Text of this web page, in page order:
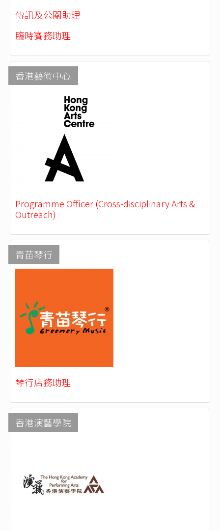
傳訊及公關助理
臨時賽務助理
香港藝術中心
Programme Officer (Cross-disciplinary Arts &
Outreach)
青苗琴行
琴行店務助理
香港演藝學院